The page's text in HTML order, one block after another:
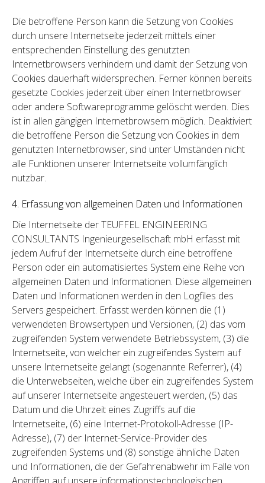
Die betroffene Person kann die Setzung von Cookies
durch unsere Internetseite jederzeit mittels einer
entsprechenden Einstellung des genutzten
Internetbrowsers verhindern und damit der Setzung von
Cookies dauerhaft widersprechen. Ferner können bereits
gesetzte Cookies jederzeit über einen Internetbrowser
oder andere Softwareprogramme gelöscht werden. Dies
ist in allen gängigen Internetbrowsern möglich. Deaktiviert
die betroffene Person die Setzung von Cookies in dem
genutzten Internetbrowser, sind unter Umständen nicht
alle Funktionen unserer Internetseite vollumfänglich
nutzbar.
4. Erfassung von allgemeinen Daten und Informationen
Die Internetseite der TEUFFEL ENGINEERING
CONSULTANTS Ingenieurgesellschaft mbH erfasst mit
jedem Aufruf der Internetseite durch eine betroffene
Person oder ein automatisiertes System eine Reihe von
allgemeinen Daten und Informationen. Diese allgemeinen
Daten und Informationen werden in den Logfiles des
Servers gespeichert. Erfasst werden können die (1)
verwendeten Browsertypen und Versionen, (2) das vom
zugreifenden System verwendete Betriebssystem, (3) die
Internetseite, von welcher ein zugreifendes System auf
unsere Internetseite gelangt (sogenannte Referrer), (4)
die Unterwebseiten, welche über ein zugreifendes System
auf unserer Internetseite angesteuert werden, (5) das
Datum und die Uhrzeit eines Zugriffs auf die
Internetseite, (6) eine Internet-Protokoll-Adresse (IP-
Adresse), (7) der Internet-Service-Provider des
zugreifenden Systems und (8) sonstige ähnliche Daten
und Informationen, die der Gefahrenabwehr im Falle von
Angriffen auf unsere informationstechnologischen